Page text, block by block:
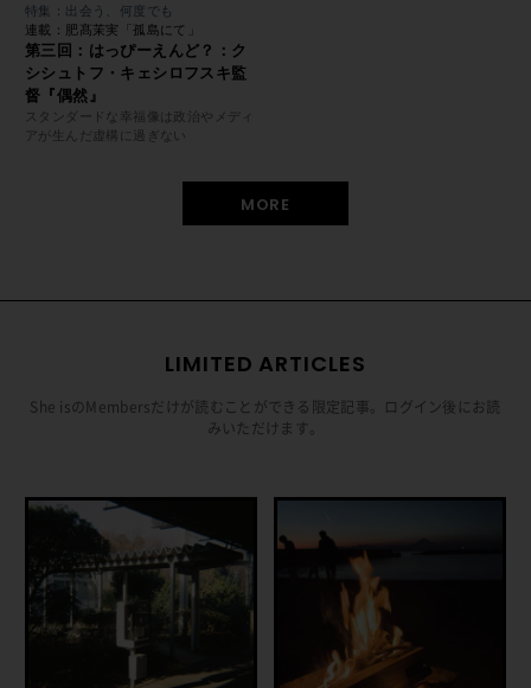
特集：出会う、何度でも
連載：肥髙茉実「孤島にて」
第三回：はっぴーえんど？：ク
シシュトフ・キェシロフスキ監
督『偶然』
スタンダードな幸福像は政治やメディ
アが生んだ虚構に過ぎない
MORE
LIMITED ARTICLES
She isのMembersだけが読むことができる限定記事。ログイン後にお読
みいただけます。